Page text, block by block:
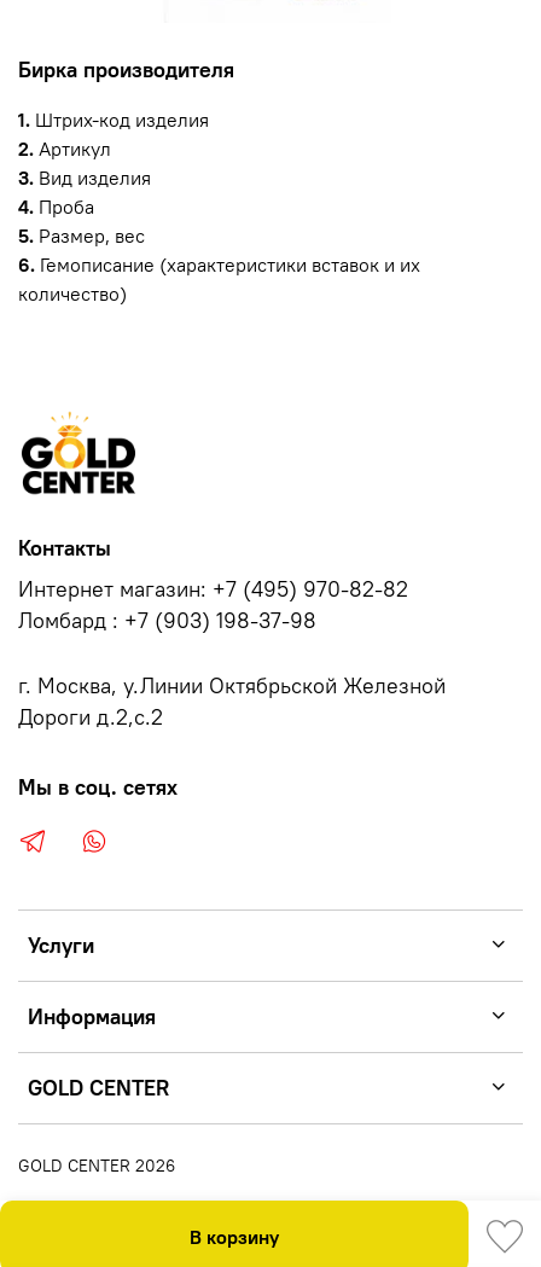
В корзину
Бирка производителя
1. Штрих-код изделия
2. Артикул
3. Вид изделия
4. Проба
5. Размер, вес
6. Гемописание (характеристики вставок и их
количество)
Услуги
Информация
GOLD CENTER
Контакты
Интернет магазин: +7 (495) 970-82-82
Ломбард : +7 (903) 198-37-98
г. Москва, у.Линии Октябрьской Железной
Дороги д.2,с.2
Мы в соц. сетях
GOLD CENTER 2026